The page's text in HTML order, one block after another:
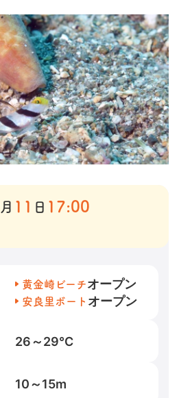
月 11 日 17:00
黄金崎ビーチオープン
安良里ボート オープン
26～29℃
10～15m